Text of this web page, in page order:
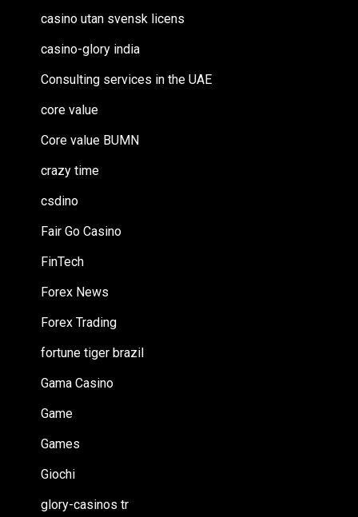
casino utan svensk licens
casino-glory india
Consulting services in the UAE
core value
Core value BUMN
crazy time
csdino
Fair Go Casino
FinTech
Forex News
Forex Trading
fortune tiger brazil
Gama Casino
Game
Games
Giochi
glory-casinos tr